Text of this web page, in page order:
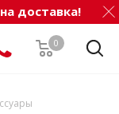
доставка!
0